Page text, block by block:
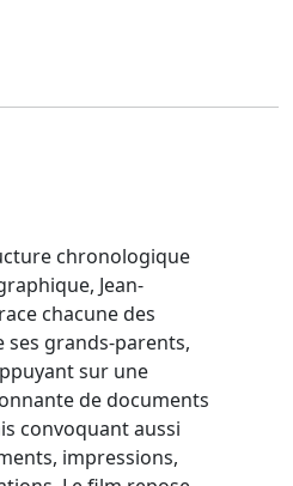
chronologique
Jean-
chacune des
ses grands-parents,
sur une
de documents
convoquant aussi
impressions,